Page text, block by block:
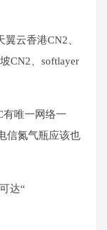
云香港CN2、
CN2、softlayer
有唯一网络一
信氮气瓶应该也
达“